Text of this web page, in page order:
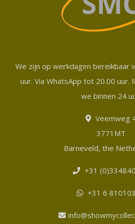
We zijn op werkdagen bereikbaar
uur. Via WhatsApp tot 20.00 uur.
we binnen 24
Veemweg
3771MT
Barneveld, the
+31
+31 6